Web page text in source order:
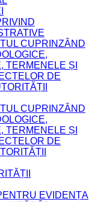
CUPRINZÂND
TERMENELE ȘI
DE
CUPRINZÂND
TERMENELE ȘI
DE
EVIDENȚA